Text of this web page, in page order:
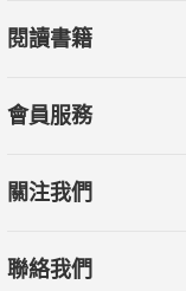
閱讀書籍
會員服務
關注我們
聯絡我們